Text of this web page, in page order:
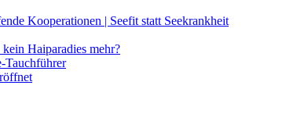
Kooperationen | Seefit statt Seekrankheit
Haiparadies mehr?
Tauchführer